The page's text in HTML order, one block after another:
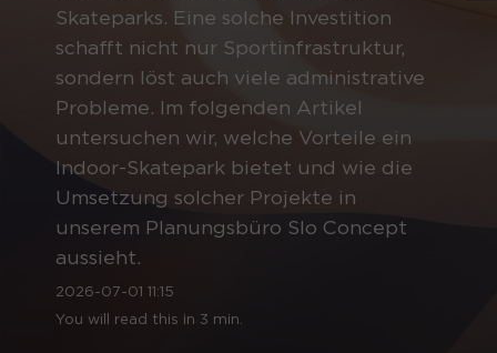
Skateparks. Eine solche Investition
schafft nicht nur Sportinfrastruktur,
sondern löst auch viele administrative
Probleme. Im folgenden Artikel
untersuchen wir, welche Vorteile ein
Indoor-Skatepark bietet und wie die
Umsetzung solcher Projekte in
unserem Planungsbüro Slo Concept
aussieht.
2026-07-01 11:15
You will read this in 3 min.